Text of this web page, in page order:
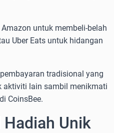
untuk membeli-belah
Uber Eats untuk hidangan
tradisional yang
aktiviti lain sambil menikmati
CoinsBee.
Hadiah Unik